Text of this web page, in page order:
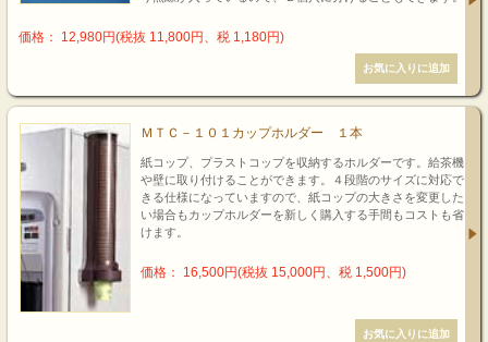
価格： 12,980円(税抜 11,800円、税 1,180円)
ＭＴＣ－１０１カップホルダー １本
紙コップ、プラストコップを収納するホルダーです。給茶機
や壁に取り付けることができます。４段階のサイズに対応で
きる仕様になっていますので、紙コップの大きさを変更した
い場合もカップホルダーを新しく購入する手間もコストも省
けます。
価格： 16,500円(税抜 15,000円、税 1,500円)